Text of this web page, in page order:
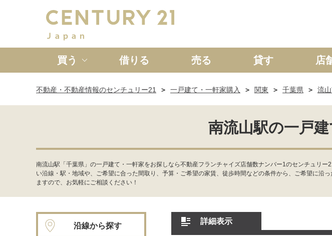
買う
新築一戸建て 中古一戸建て マンション
借りる 売る 貸す 店
不動産・不動産情報のセンチュリー21 一戸建て・一軒家購入 関東 千葉県 流
南流山駅の一戸
南流山駅「千葉県」の一戸建て・一軒家をお探しなら不動産フランチャイズ店舗数ナンバー1のセンチュリ
い沿線・駅・地域や、ご希望に合った間取り、予算・ご希望の家賃、徒歩時間などの条件から、ご希望に
ますので、お気軽にご相談ください！
詳細表示
沿線から探す